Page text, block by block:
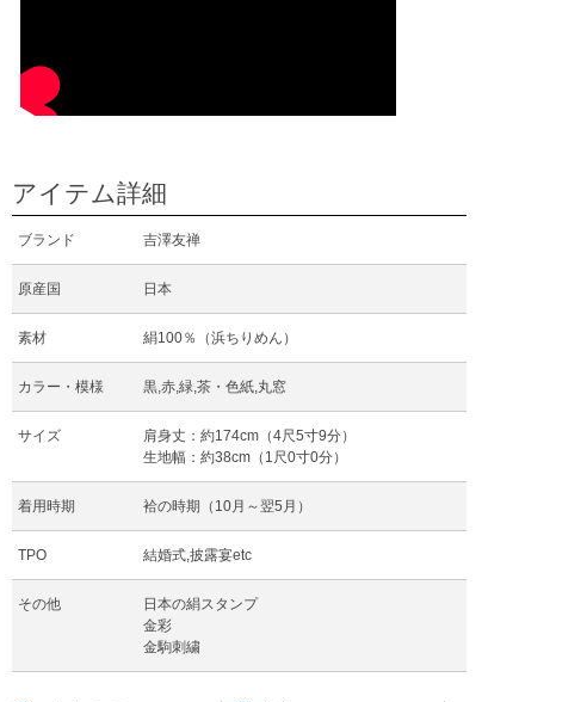
アイテム詳細
ブランド 吉澤友禅
原産国 日本
素材 絹100％（浜ちりめん）
カラー・模様 黒,赤,緑,茶・色紙,丸窓
サイズ
肩身丈：約174cm（4尺5寸9分）
生地幅：約38cm（1尺0寸0分）
着用時期 袷の時期（10月～翌5月）
TPO 結婚式,披露宴etc
その他
日本の絹スタンプ
金彩
金駒刺繍